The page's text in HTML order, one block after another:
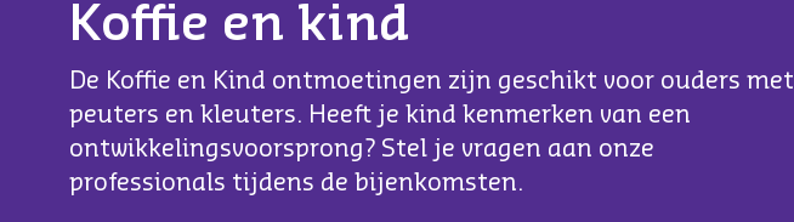
Peuter
Basisschoolkind
Downloads
Koffie en kind
De Koffie en Kind ontmoetingen zijn geschikt voor ouders met
peuters en kleuters. Heeft je kind kenmerken van een
ontwikkelingsvoorsprong? Stel je vragen aan onze
professionals tijdens de bijenkomsten.